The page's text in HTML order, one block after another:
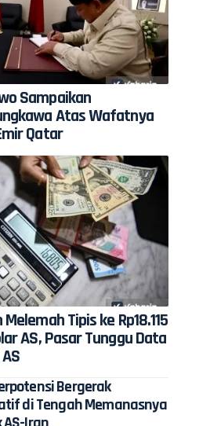
Sampaikan
Atas Wafatnya
Qatar
Melemah Tipis ke Rp18.115
AS, Pasar Tunggu Data
Bergerak
di Tengah Memanasnya